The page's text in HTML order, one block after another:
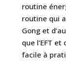
routine
routine qui
Gong et
que l’EFT
facile à